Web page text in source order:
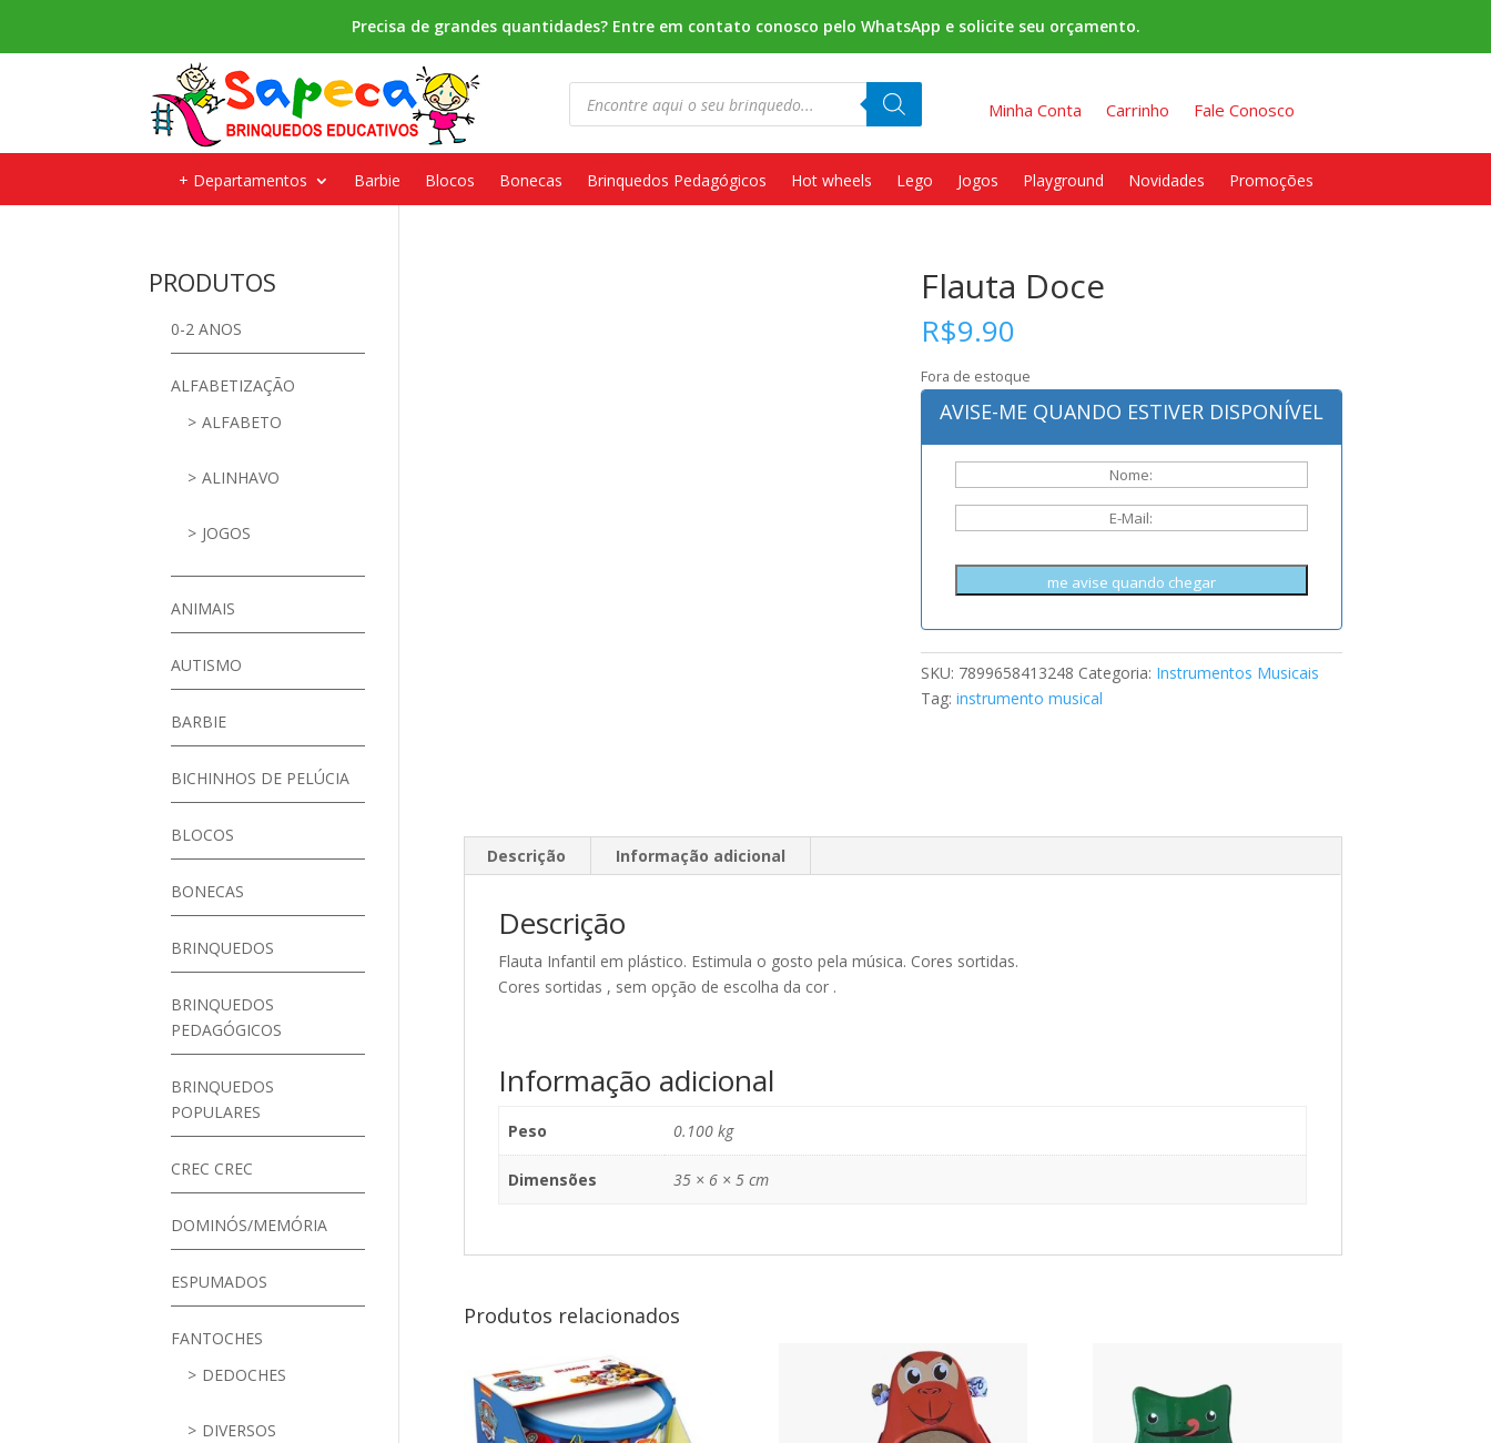
Precisa de grandes quantidades? Entre em contato conosco pelo WhatsApp e solicite seu orçamento.
Pesquisar
produtos Minha Conta Carrinho Fale Conosco
+ Departamentos Barbie Blocos Bonecas Brinquedos Pedagógicos Hot wheels Lego Jogos Playground Novidades Promoções
Flauta Doce
R$9.90
Fora de estoque
AVISE-ME QUANDO ESTIVER DISPONÍVEL
me avise quando chegar
SKU: 7899658413248 Categoria: Instrumentos Musicais
Tag: instrumento musical
Descrição Informação adicional
Descrição
Flauta Infantil em plástico. Estimula o gosto pela música. Cores sortidas.
Cores sortidas , sem opção de escolha da cor .
Informação adicional
Peso 0.100 kg
Dimensões 35 × 6 × 5 cm
Produtos relacionados
PRODUTOS
0-2 ANOS
ALFABETIZAÇÃO
ALFABETO
ALINHAVO
JOGOS
ANIMAIS
AUTISMO
BARBIE
BICHINHOS DE PELÚCIA
BLOCOS
BONECAS
BRINQUEDOS
BRINQUEDOS
PEDAGÓGICOS
BRINQUEDOS
POPULARES
CREC CREC
DOMINÓS/MEMÓRIA
ESPUMADOS
FANTOCHES
DEDOCHES
DIVERSOS